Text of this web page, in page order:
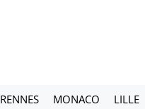
RENNES MONACO LILLE